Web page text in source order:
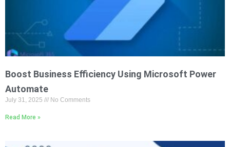
Boost Business Efficiency Using Microsoft Power
Automate
July 31, 2025 No Comments
Read More »